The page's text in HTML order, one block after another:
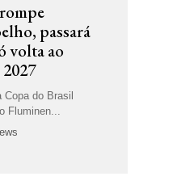
passará
volta ao
do Brasil
Fluminen...